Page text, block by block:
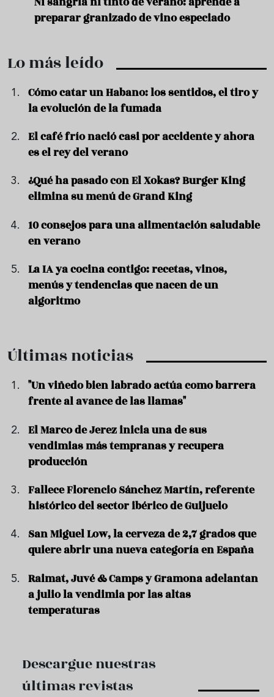
preparar granizado de vino especiado
Lo más leído
Cómo catar un Habano: los sentidos, el tiro y
la evolución de la fumada
El café frío nació casi por accidente y ahora
es el rey del verano
¿Qué ha pasado con El Xokas? Burger King
elimina su menú de Grand King
10 consejos para una alimentación saludable
en verano
La IA ya cocina contigo: recetas, vinos,
menús y tendencias que nacen de un
algoritmo
Últimas noticias
"Un viñedo bien labrado actúa como barrera
frente al avance de las llamas"
El Marco de Jerez inicia una de sus
vendimias más tempranas y recupera
producción
Fallece Florencio Sánchez Martín, referente
histórico del sector ibérico de Guijuelo
San Miguel Low, la cerveza de 2,7 grados que
quiere abrir una nueva categoría en España
Raimat, Juvé & Camps y Gramona adelantan
a julio la vendimia por las altas
temperaturas
Descargue nuestras
últimas revistas